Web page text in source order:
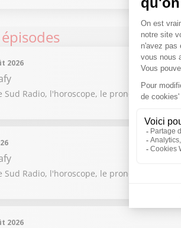
2026
Sud Radio, l'horoscope, le pronostic
Sud Radio, l'horoscope, le pronostic
2026